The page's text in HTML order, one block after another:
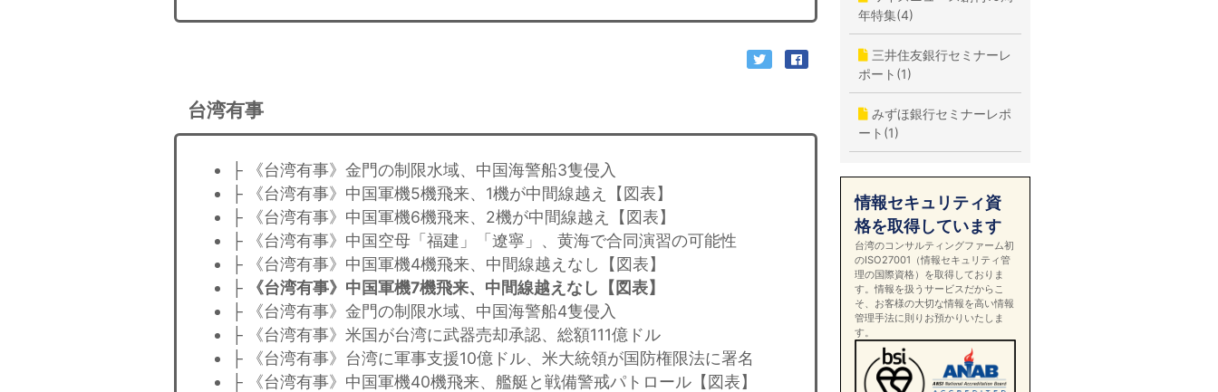
台湾有事
├ 《台湾有事》金門の制限水域、中国海警船3隻侵入
├ 《台湾有事》中国軍機5機飛来、1機が中間線越え【図表】
├ 《台湾有事》中国軍機6機飛来、2機が中間線越え【図表】
├ 《台湾有事》中国空母「福建」「遼寧」、黄海で合同演習の可能性
├ 《台湾有事》中国軍機4機飛来、中間線越えなし【図表】
├
《台湾有事》中国軍機7機飛来、中間線越えなし【図表】
├ 《台湾有事》金門の制限水域、中国海警船4隻侵入
├ 《台湾有事》米国が台湾に武器売却承認、総額111億ドル
├ 《台湾有事》台湾に軍事支援10億ドル、米大統領が国防権限法に署名
├ 《台湾有事》中国軍機40機飛来、艦艇と戦備警戒パトロール【図表】
年特集(4)
三井住友銀行セミナーレ
ポート(1)
みずほ銀行セミナーレポ
ート(1)
情報セキュリティ資
格を取得しています
台湾のコンサルティングファーム初
のISO27001（情報セキュリティ管
理の国際資格）を取得しておりま
す。情報を扱うサービスだからこ
そ、お客様の大切な情報を高い情報
管理手法に則りお預かりいたしま
す。